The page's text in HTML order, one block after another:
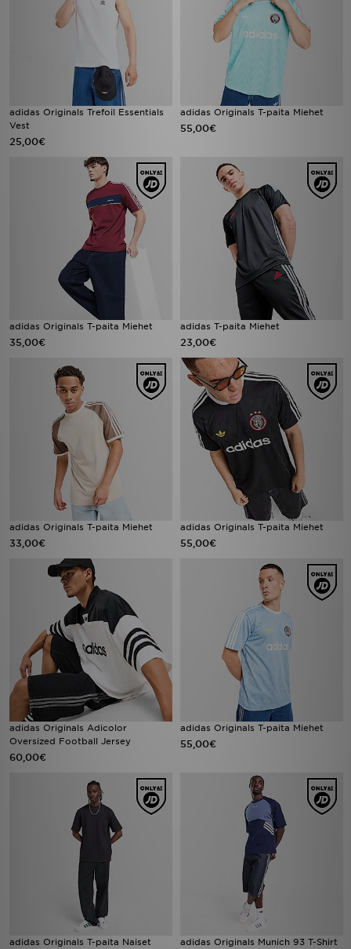
adidas Originals Trefoil Essentials
Vest
25,00€
adidas Originals T-paita Miehet
55,00€
adidas Originals T-paita Miehet
35,00€
adidas T-paita Miehet
23,00€
adidas Originals T-paita Miehet
33,00€
adidas Originals T-paita Miehet
55,00€
adidas Originals Adicolor
Oversized Football Jersey
60,00€
adidas Originals T-paita Miehet
55,00€
adidas Originals T-paita Naiset adidas Originals Munich 93 T-Shirt